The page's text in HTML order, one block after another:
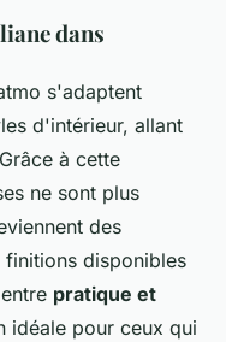
dans
s'adaptent
d'intérieur, allant
à cette
ne sont plus
des
finitions disponibles
pratique et
idéale pour ceux qui